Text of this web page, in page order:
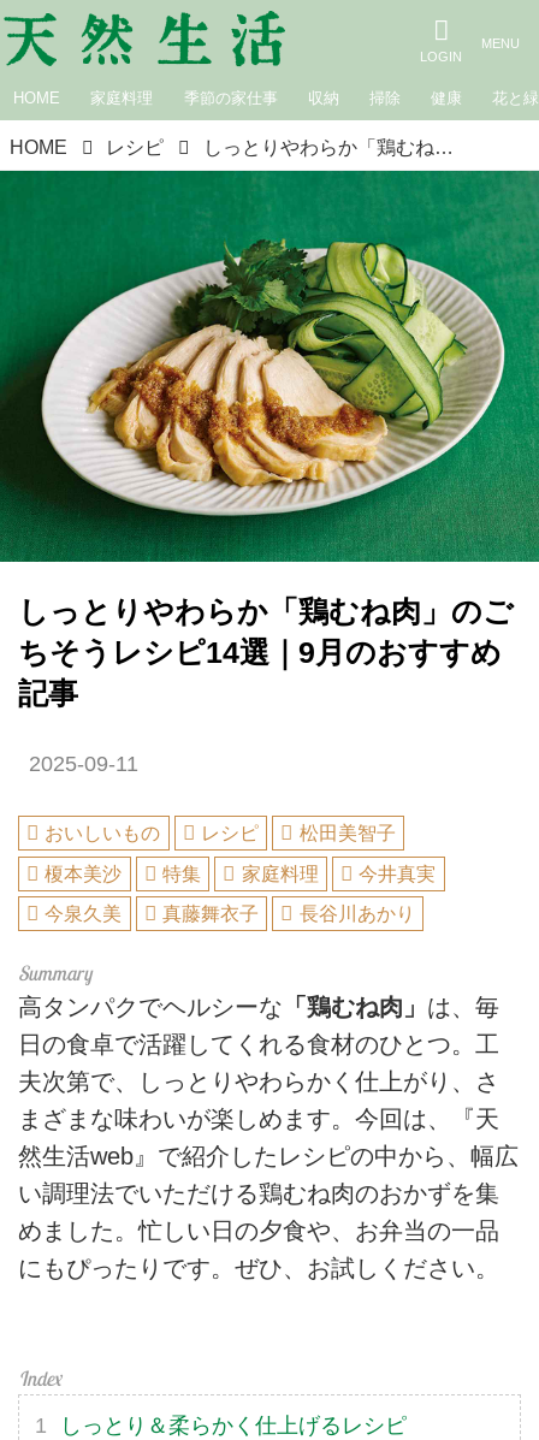
HOME 家庭料理 季節の家仕事 収納 掃除 健康 花と緑
HOME レシピ しっとりやわらか「鶏むね肉」のごちそうレシピ14選｜9月のおすすめ記事
しっとりやわらか「鶏むね肉」のご
ちそうレシピ14選｜9月のおすすめ
記事
2025-09-11
おいしいもの レシピ
松田美智子
榎本美沙
特集 家庭料理
今井真実
今泉久美
真藤舞衣子 長谷川あかり
高タンパクでヘルシーな 「鶏むね肉」 は、毎
日の食卓で活躍してくれる食材のひとつ。工
夫次第で、しっとりやわらかく仕上がり、さ
まざまな味わいが楽しめます。今回は、『天
然生活web』で紹介したレシピの中から、幅広
い調理法でいただける鶏むね肉のおかずを集
めました。忙しい日の夕食や、お弁当の一品
にもぴったりです。ぜひ、お試しください。
しっとり＆柔らかく仕上げるレシピ